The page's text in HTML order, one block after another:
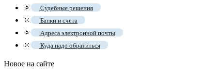
🔅 Судебные решения
🔅 Банки и счета
🔅 Адреса электронной почты
🔅 Куда надо обратиться
Новое на сайте